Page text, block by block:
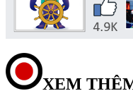
XEM